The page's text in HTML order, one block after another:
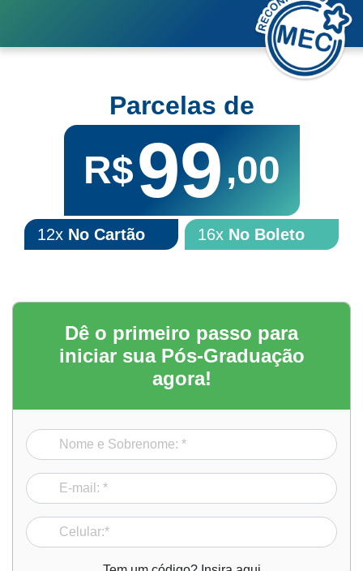
Parcelas de
R$99,00
12x No Cartão 16x No Boleto
Dê o primeiro passo para
iniciar sua Pós-Graduação
agora!